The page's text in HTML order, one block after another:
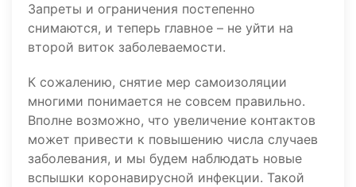
Запреты и ограничения постепенно
снимаются, и теперь главное – не уйти на
второй виток заболеваемости.
К сожалению, снятие мер самоизоляции
многими понимается не совсем правильно.
Вполне возможно, что увеличение контактов
может привести к повышению числа случаев
заболевания, и мы будем наблюдать новые
вспышки коронавирусной инфекции. Такой